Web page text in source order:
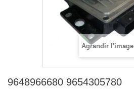
Agrandir l'image
9648966680 9654305780